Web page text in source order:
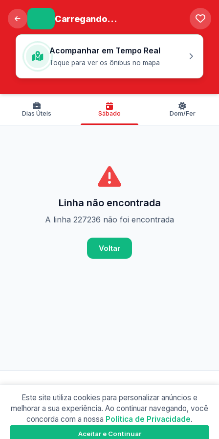
Carregando...
Acompanhar em Tempo Real
Toque para ver os ônibus no mapa
Dias Úteis Sábado Dom/Fer
Linha não encontrada
A linha 227236 não foi encontrada
Voltar
© 2026 Busão BR
Sobre Contato Política de Privacidade
Este site utiliza cookies para personalizar anúncios e
melhorar a sua experiência. Ao continuar navegando, você
concorda com a nossa Política de Privacidade.
Aceitar e Continuar